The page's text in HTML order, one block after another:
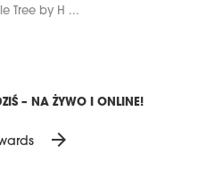
Tree by H ...
– NA ŻYWO I ONLINE!
arrow_forward